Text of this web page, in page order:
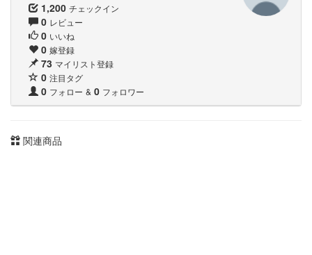
1,200 チェックイン
0 レビュー
0 いいね
0 嫁登録
73 マイリスト登録
0 注目タグ
0 フォロー & 0 フォロワー
関連商品